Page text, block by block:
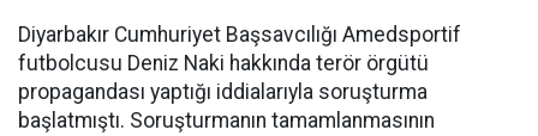
Diyarbakır Cumhuriyet Başsavcılığı Amedsportif
futbolcusu Deniz Naki hakkında terör örgütü
propagandası yaptığı iddialarıyla soruşturma
başlatmıştı. Soruşturmanın tamamlanmasının